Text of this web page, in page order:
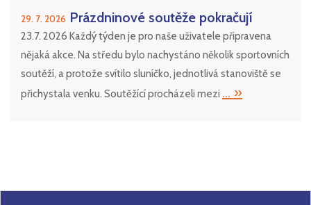
29. 7. 2026 Prázdninové soutěže pokračují
23.7. 2026 Každý týden je pro naše uživatele připravena
nějaká akce. Na středu bylo nachystáno několik sportovních
soutěží, a protože svítilo sluníčko, jednotlivá stanoviště se
přichystala venku. Soutěžící procházeli mezi ... »